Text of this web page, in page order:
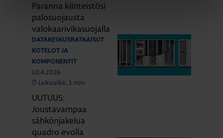
Paranna kiinteistösi
palosuojausta
valokaarivikasuojalla
DATAKESKUSRATKAISUT
KOTELOT JA
KOMPONENTIT
10.4.2026
Lukuaika: 3 min
UUTUUS:
Joustavampaa
sähkönjakelua
quadro evolla